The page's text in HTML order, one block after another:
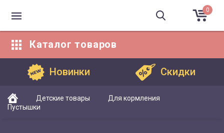
0
Каталог товаров
Новинки Скидки
Детские товары
Для кормления
Пустышки